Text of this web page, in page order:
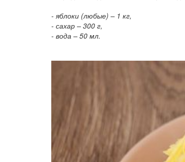
- яблоки (любые) – 1 кг,
- сахар – 300 г,
- вода – 50 мл.